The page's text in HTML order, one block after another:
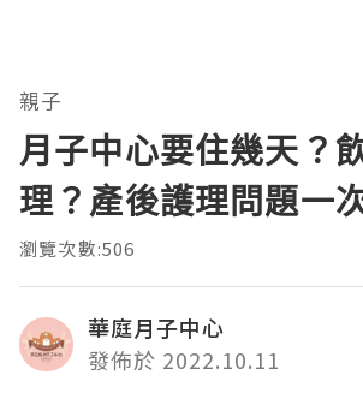
親子
月子中心要住幾天？
理？產後護理問題一
瀏覽次數:506
華庭月子中心
發佈於 2022.10.11